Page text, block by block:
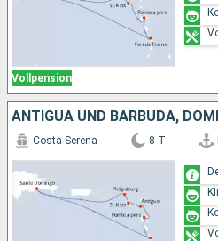
Vollpension
Costa Serena 8 T